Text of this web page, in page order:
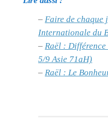
– Faire de chaque
Internationale du
– Raël :
5/9 Asie 71aH)
– Raël : Le